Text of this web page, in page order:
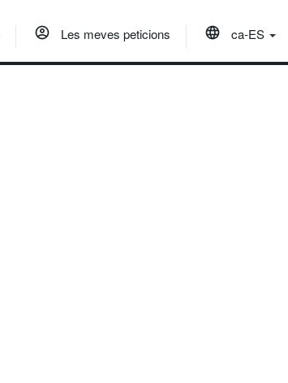
Les meves peticions ca-ES